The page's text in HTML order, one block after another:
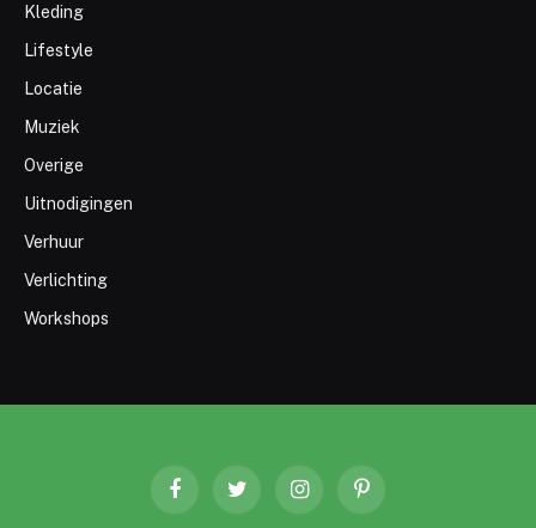
Kleding
Lifestyle
Locatie
Muziek
Overige
Uitnodigingen
Verhuur
Verlichting
Workshops
FacebookTwitter InstagramPinterest